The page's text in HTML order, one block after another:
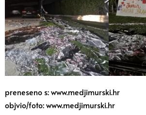
preneseno s: www.medjimurski.hr
objvio/foto: www.medjimurski.hr